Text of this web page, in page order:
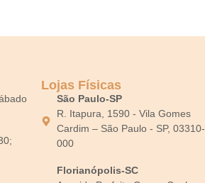
Lojas Físicas
São Paulo-SP
R. Itapura, 1590 - Vila Gomes
Cardim – São Paulo - SP, 03310-
000
Florianópolis-SC